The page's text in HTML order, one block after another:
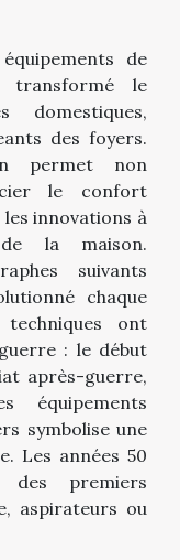
de
transformé le
domestiques,
des foyers.
permet non
le confort
innovations à
la maison.
suivants
chaque
techniques ont
: le début
après-guerre,
équipements
symbolise une
Les années 50
des premiers
aspirateurs ou